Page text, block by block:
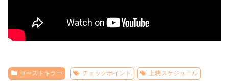
ゴーストキラー チェックポイント
上映スケジュール